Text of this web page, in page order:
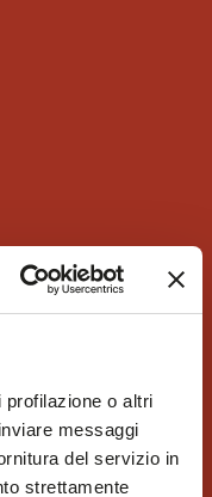
o altri
messaggi
del servizio in
strettamente